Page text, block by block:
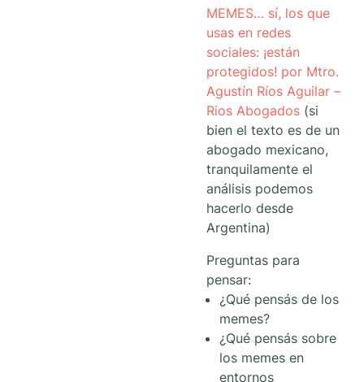
MEMES… sí, los que
usas en redes
sociales: ¡están
protegidos! por Mtro.
Agustín Ríos Aguilar –
Rios Abogados(si
bien el texto es de un
abogado mexicano,
tranquilamente el
análisis podemos
hacerlo desde
Argentina)
Preguntas para
pensar:
¿Qué pensás de los
memes?
¿Qué pensás sobre
los memes en
entornos